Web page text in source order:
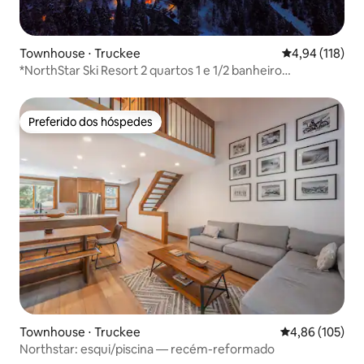
Townhouse ⋅ Truckee 4,94 de uma
4,94 (118)
*NorthStar Ski Resort 2 quartos 1 e 1/2 banheiro
Preferido dos hóspedes
Preferido dos hóspedes
Townhouse ⋅ Truckee 4,86 de uma
4,86 (105)
Northstar: esqui/piscina — recém-reformado